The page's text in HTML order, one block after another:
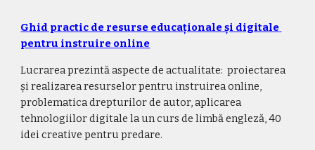
Ghid practic de resurse educaționale și digitale
pentru instruire online
Lucrarea prezintă aspecte de actualitate:  proiectarea
și realizarea resurselor pentru instruirea online,
problematica drepturilor de autor, aplicarea
tehnologiilor digitale la un curs de limbă engleză, 40
idei creative pentru predare.